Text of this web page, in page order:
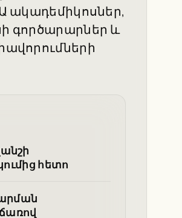
ակադեմիկոսներ,
գործարարներ և
հետո